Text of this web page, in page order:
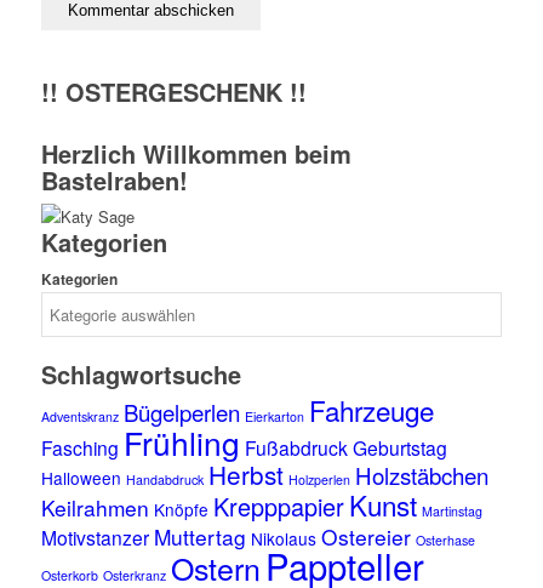
!! OSTERGESCHENK !!
Herzlich Willkommen beim
Bastelraben!
Kategorien
Kategorien
Schlagwortsuche
Adventskranz Bügelperlen Eierkarton Fahrzeuge
Fasching Frühling Fußabdruck Geburtstag
Halloween Handabdruck Herbst Holzperlen Holzstäbchen
Keilrahmen Knöpfe KrepppapierKunst Martinstag
Motivstanzer Muttertag Nikolaus Ostereier Osterhase
Osterkorb Osterkranz OsternPappteller